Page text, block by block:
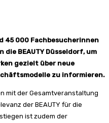
45 000 Fachbesucherinnen
die BEAUTY Düsseldorf, um
gezielt über neue
zu informieren.
mit der Gesamtveranstaltung
der BEAUTY für die
ist zudem der